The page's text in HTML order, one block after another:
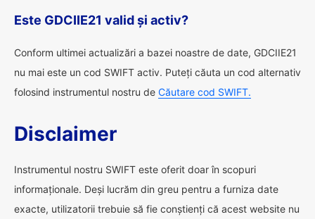
Este GDCIIE21 valid și activ?
Conform ultimei actualizări a bazei noastre de date, GDCIIE21
nu mai este un cod SWIFT activ. Puteți căuta un cod alternativ
folosind instrumentul nostru de Căutare cod SWIFT.
Disclaimer
Instrumentul nostru SWIFT este oferit doar în scopuri
informaționale. Deși lucrăm din greu pentru a furniza date
exacte, utilizatorii trebuie să fie conștienți că acest website nu